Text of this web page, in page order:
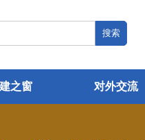
搜索
之窗 对外交流